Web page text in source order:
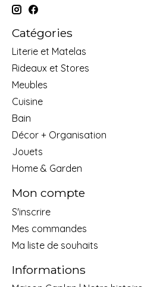
Catégories
Literie et Matelas
Rideaux et Stores
Meubles
Cuisine
Bain
Décor + Organisation
Jouets
Home & Garden
Mon compte
S'inscrire
Mes commandes
Ma liste de souhaits
Informations